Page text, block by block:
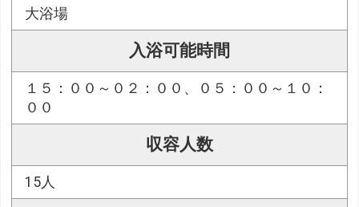
大浴場
入浴可能時間
１５：００～０２：００、０５：００～１０：
００
収容人数
15人